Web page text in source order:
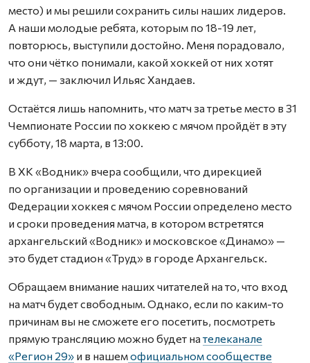
место) и мы решили сохранить силы наших лидеров.
А наши молодые ребята, которым по 18-19 лет,
повторюсь, выступили достойно. Меня порадовало,
что они чётко понимали, какой хоккей от них хотят
и ждут, — заключил Ильяс Хандаев.
Остаётся лишь напомнить, что матч за третье место в 31
Чемпионате России по хоккею с мячом пройдёт в эту
субботу, 18 марта, в 13:00.
В ХК «Водник» вчера сообщили, что дирекцией
по организации и проведению соревнований
Федерации хоккея с мячом России определено место
и сроки проведения матча, в котором встретятся
архангельский «Водник» и московское «Динамо» —
это будет стадион «Труд» в городе Архангельск.
Обращаем внимание наших читателей на то, что вход
на матч будет свободным. Однако, если по каким-то
причинам вы не сможете его посетить, посмотреть
прямую трансляцию можно будет на телеканале
«Регион 29» и в нашемофициальном сообществе